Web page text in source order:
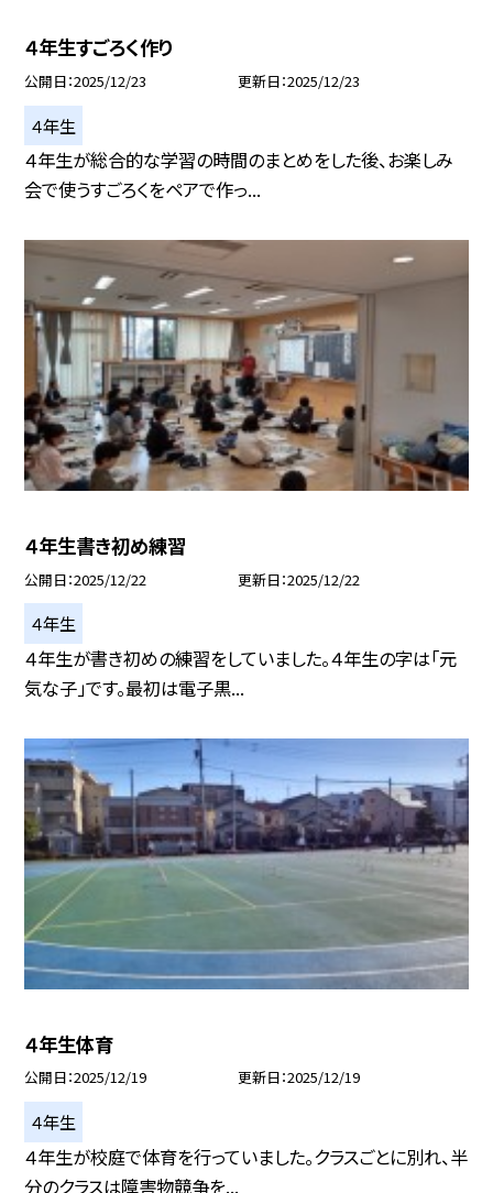
４年生すごろく作り
公開日 2025/12/23 更新日 2025/12/23
４年生
４年生が総合的な学習の時間のまとめをした後、お楽しみ
会で使うすごろくをペアで作っ...
４年生書き初め練習
公開日 2025/12/22 更新日 2025/12/22
４年生
４年生が書き初めの練習をしていました。４年生の字は「元
気な子」です。最初は電子黒...
４年生体育
公開日 2025/12/19 更新日 2025/12/19
４年生
４年生が校庭で体育を行っていました。クラスごとに別れ、半
分のクラスは障害物競争を...